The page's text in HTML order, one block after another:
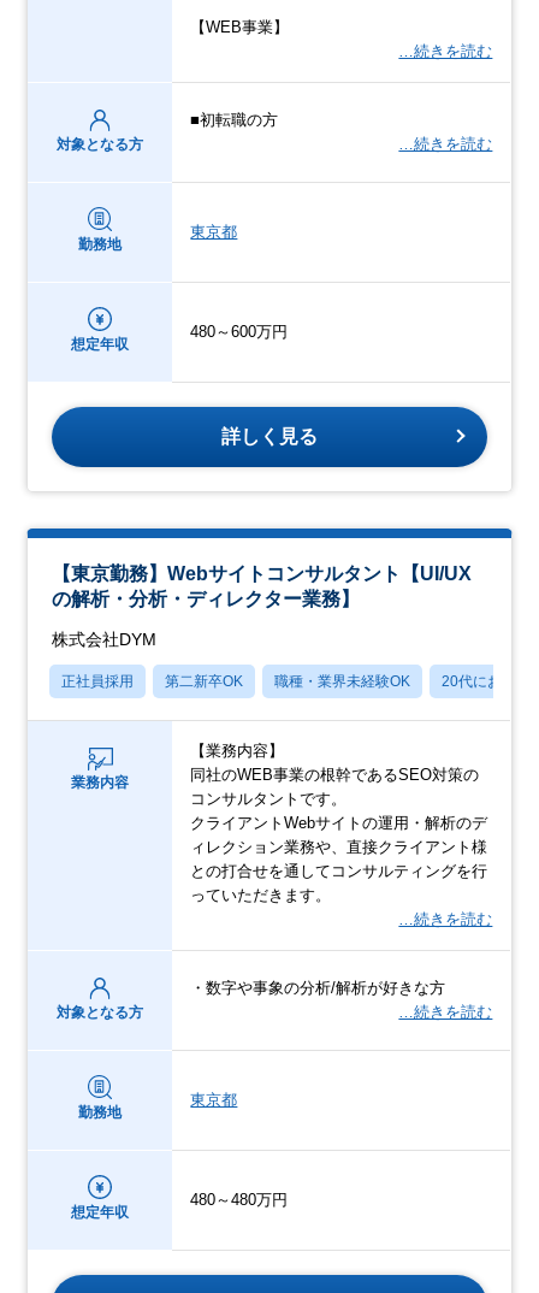
【WEB事業】
…続きを読む
対象となる方
■初転職の方
…続きを読む
勤務地
東京都
想定年収
480～600万円
詳しく見る
【東京勤務】Webサイトコンサルタント【UI/UX
の解析・分析・ディレクター業務】
株式会社DYM
正社員採用 第二新卒OK 職種・業界未経験OK 20代におすす
業務内容
【業務内容】
同社のWEB事業の根幹であるSEO対策の
コンサルタントです。
クライアントWebサイトの運用・解析のデ
ィレクション業務や、直接クライアント様
との打合せを通してコンサルティングを行
っていただきます。
…続きを読む
対象となる方
・数字や事象の分析/解析が好きな方
…続きを読む
勤務地
東京都
想定年収
480～480万円